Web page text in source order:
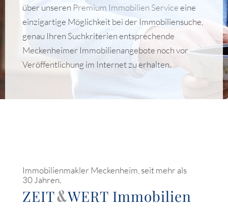
über unseren Premium Immobilien Serviceeine
einzigartige Möglichkeit bei der Immobiliensuche,
genau Ihren Suchkriterien entsprechende
Meckenheimer Immobilienangebote noch vor
Veröffentlichung im Internet zu erhalten.
Immobilienmakler Meckenheim, seit mehr als
30 Jahren.
ZEIT&WERT Immobilien